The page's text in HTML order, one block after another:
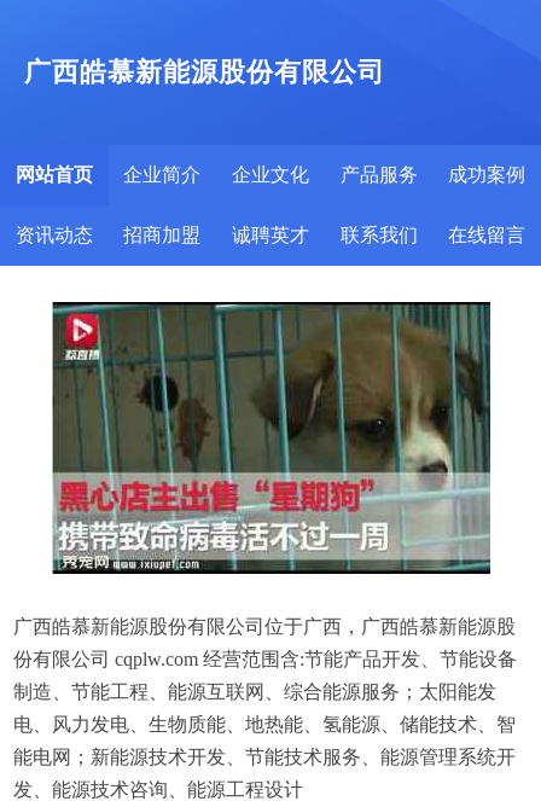
广西皓慕新能源股份有限公司
网站首页 企业简介 企业文化 产品服务 成功案例
资讯动态 招商加盟 诚聘英才 联系我们 在线留言
广西皓慕新能源股份有限公司位于广西，广西皓慕新能源股
份有限公司 cqplw.com 经营范围含:节能产品开发、节能设备
制造、节能工程、能源互联网、综合能源服务；太阳能发
电、风力发电、生物质能、地热能、氢能源、储能技术、智
能电网；新能源技术开发、节能技术服务、能源管理系统开
发、能源技术咨询、能源工程设计